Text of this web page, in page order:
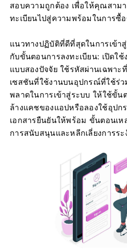
สอบความถูกต้อง เพื่อให้คุณสามา
ทะเบียนไปสู่ความพร้อมในการซื้
แนวทางปฏิบัติที่ดีที่สุดในการเข้
กับขั้นตอนการลงทะเบียน: เปิดใ
แบบสองปัจจัย ใช้รหัสผ่านเฉพาะ
เซสชันที่ใช้งานบนอุปกรณ์ที่ใช้ร่
พลาดในการเข้าสู่ระบบ ให้ใช้ขั้
ล้างแคชของแอปหรือลองใช้อุปก
เอกสารยืนยันให้พร้อม ขั้นตอนเห
การสนับสนุนและหลีกเลี่ยงการร